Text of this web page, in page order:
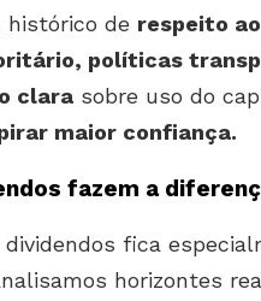
histórico de respeito ao
políticas
clara sobre uso do
maior confiança.
fazem a
fica
horizontes